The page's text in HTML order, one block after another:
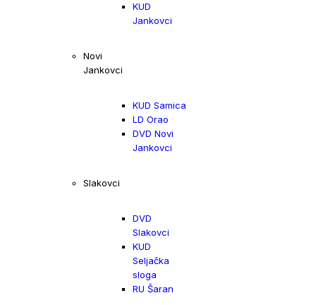
KUD
Jankovci
Novi
Jankovci
KUD Samica
LD Orao
DVD Novi
Jankovci
Slakovci
DVD
Slakovci
KUD
Seljačka
sloga
RU Šaran